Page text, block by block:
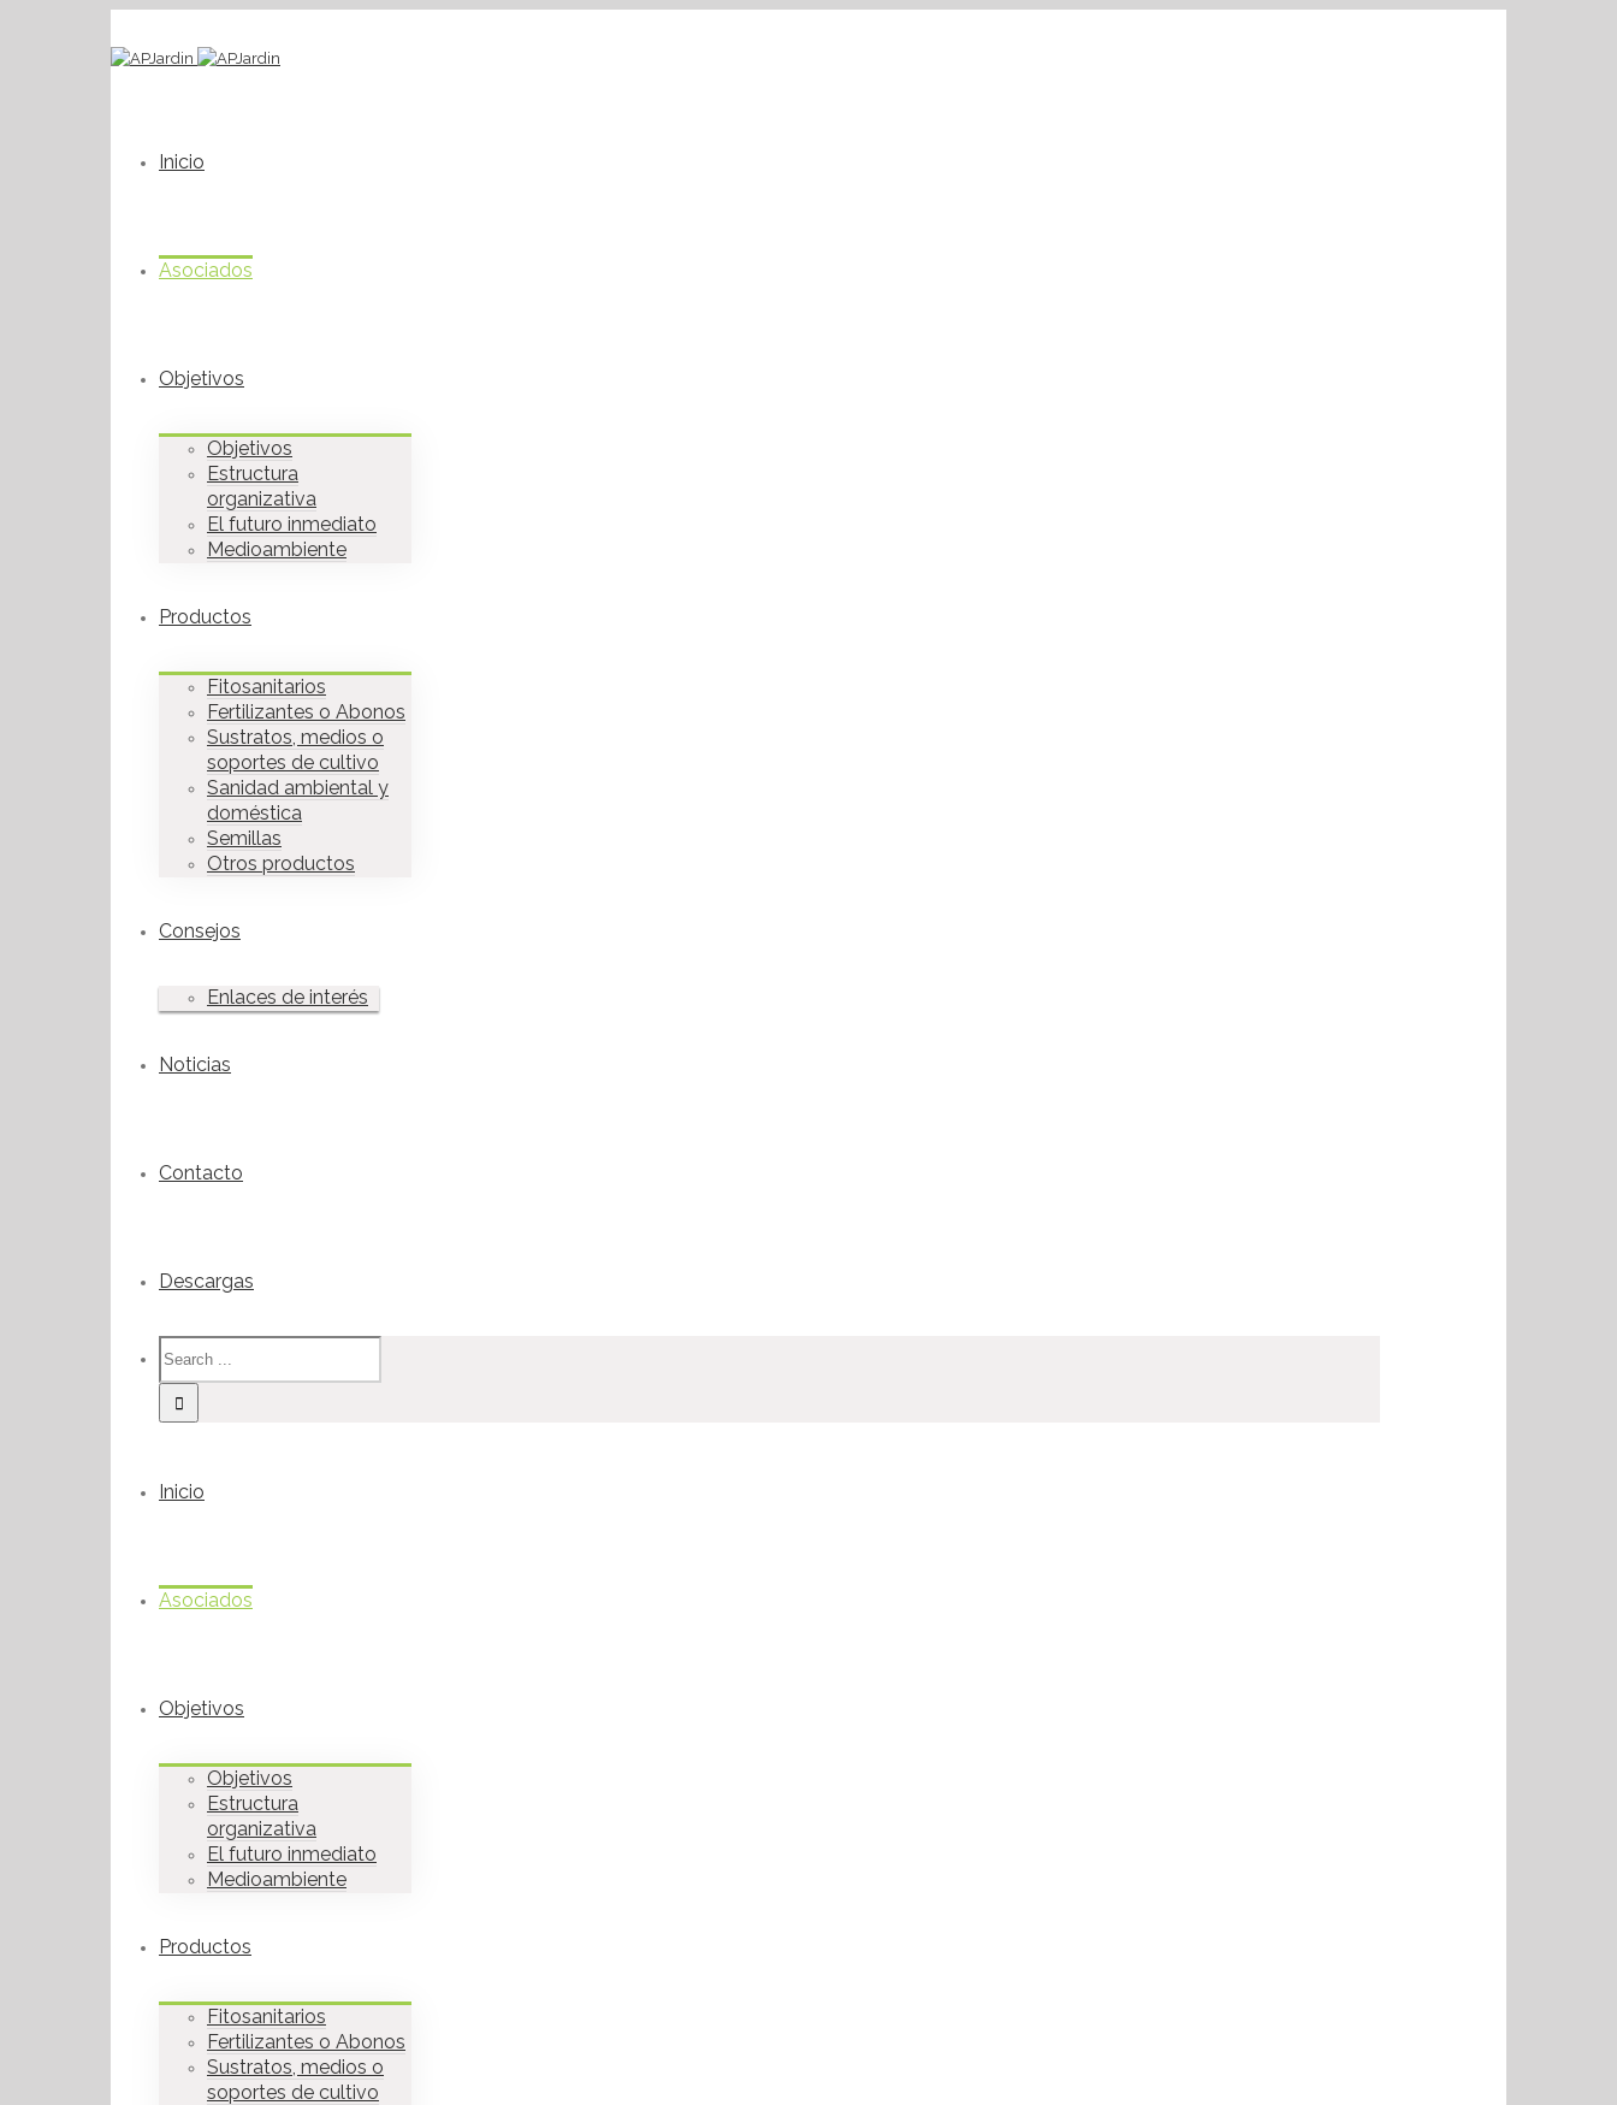
Inicio
Asociados
Objetivos
Objetivos
Estructura
organizativa
El futuro inmediato
Medioambiente
Productos
Fitosanitarios
Fertilizantes o Abonos
Sustratos, medios o
soportes de cultivo
Sanidad ambiental y
doméstica
Semillas
Otros productos
Consejos
Enlaces de interés
Noticias
Contacto
Descargas
Inicio
Asociados
Objetivos
Objetivos
Estructura
organizativa
El futuro inmediato
Medioambiente
Productos
Fitosanitarios
Fertilizantes o Abonos
Sustratos, medios o
soportes de cultivo